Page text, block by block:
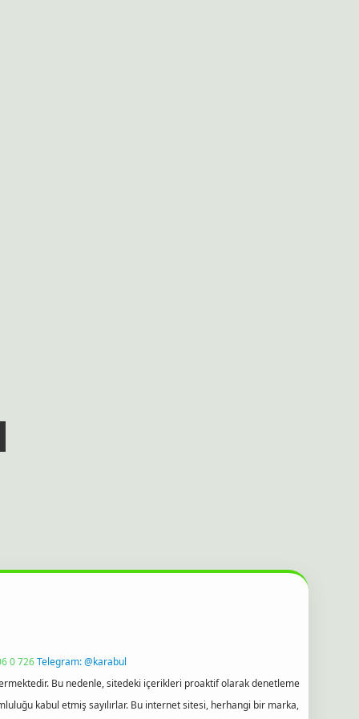
0 726 Telegram: @karabul
Bu nedenle, sitedeki içerikleri proaktif olarak denetleme
kabul etmiş sayılırlar. Bu internet sitesi, herhangi bir marka,